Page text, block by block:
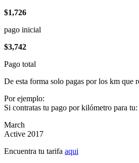
$1,726
pago inicial
$3,742
Pago total
De esta forma solo pagas por los km que
Por ejemplo:
Si contratas tu pago por kilómetro para tu:
March
Active 2017
Encuentra tu tarifa aqui